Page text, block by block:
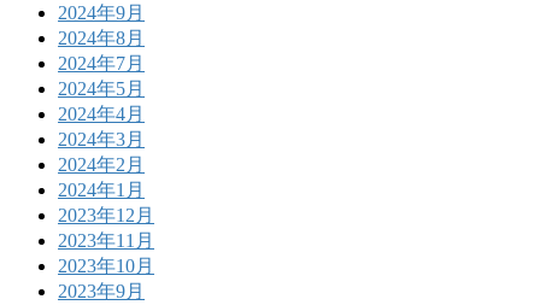
2024年9月
2024年8月
2024年7月
2024年5月
2024年4月
2024年3月
2024年2月
2024年1月
2023年12月
2023年11月
2023年10月
2023年9月